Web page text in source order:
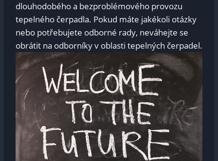
dlouhodobého a bezproblémového provozu
tepelného čerpadla. Pokud máte jakékoli otázky
nebo potřebujete odborné rady, neváhejte se
obrátit na odborníky v oblasti tepelných čerpadel.